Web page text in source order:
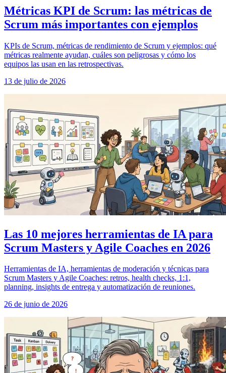
Métricas KPI de Scrum: las métricas de
Scrum más importantes con ejemplos
KPIs de Scrum, métricas de rendimiento de Scrum y ejemplos: qué
métricas realmente ayudan, cuáles son peligrosas y cómo los
equipos las usan en las retrospectivas.
13 de julio de 2026
Las 10 mejores herramientas de IA para
Scrum Masters y Agile Coaches en 2026
Herramientas de IA, herramientas de moderación y técnicas para
Scrum Masters y Agile Coaches: retros, health checks, 1:1,
planning, insights de entrega y automatización de reuniones.
26 de junio de 2026